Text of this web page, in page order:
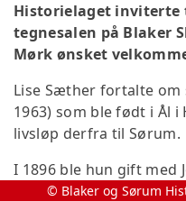
Historielaget
tegnesalen på Blaker
Mørk ønsket
Lise Sæther fortalte om
1963) som ble født i Ål
livsløp derfra til Sørum.
I 1896 ble hun gift med
fra Ullensaker, de
© Blaker og Sørum